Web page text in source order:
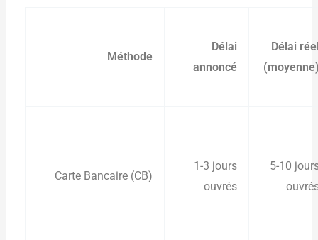
Méthode
Délai
annoncé
Délai
Carte Bancaire (CB)
1-3 jours
ouvrés
5-10